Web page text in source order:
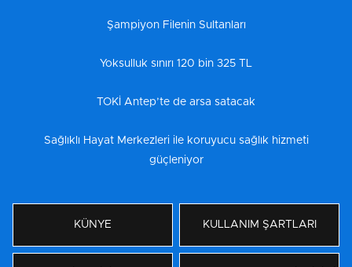
Şampiyon Filenin Sultanları
Yoksulluk sınırı 120 bin 325 TL
TOKİ Antep’te de arsa satacak
Sağlıklı Hayat Merkezleri ile koruyucu sağlık hizmeti
güçleniyor
KÜNYE KULLANIM ŞARTLARI